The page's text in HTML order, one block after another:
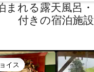
まれる露天風呂
付きの宿泊施設
トチョイスです。
イス